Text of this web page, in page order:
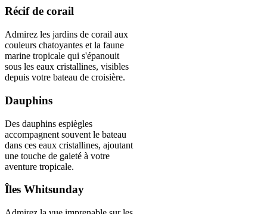
Récif de corail
Admirez les jardins de corail aux
couleurs chatoyantes et la faune
marine tropicale qui s'épanouit
sous les eaux cristallines, visibles
depuis votre bateau de croisière.
Dauphins
Des dauphins espiègles
accompagnent souvent le bateau
dans ces eaux cristallines, ajoutant
une touche de gaieté à votre
aventure tropicale.
Îles Whitsunday